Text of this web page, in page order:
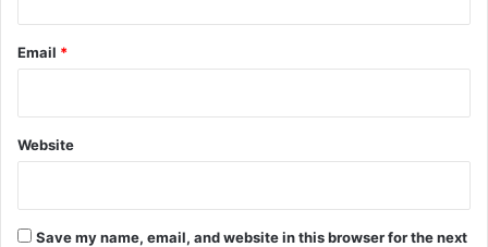
Email *
Website
Save my name, email, and website in this browser for the next